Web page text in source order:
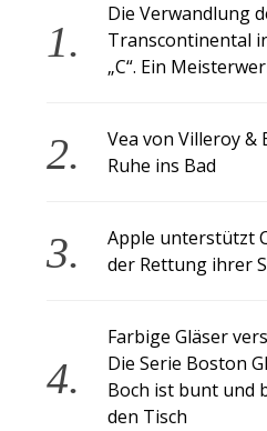
Die Verwandlung
Transcontinental
„C“. Ein
Vea von Villeroy &
Ruhe ins Bad
Apple unterstützt
der Rettung ihrer
Farbige Gläser
Die Serie Boston
Boch ist bunt und
den Tisch